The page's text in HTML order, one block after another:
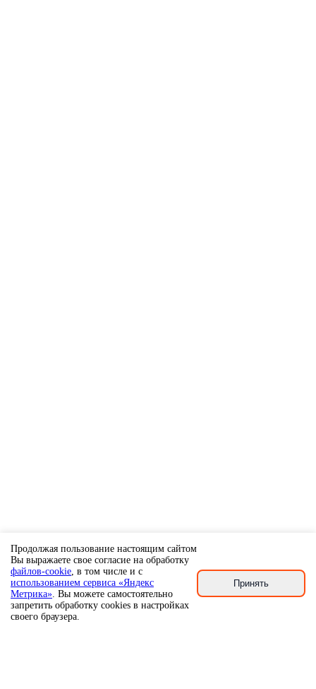
Продолжая пользование настоящим сайтом
Вы выражаете свое согласие на обработку
файлов-cookie, в том числе и с
использованием сервиса «Яндекс
Метрика». Вы можете самостоятельно
запретить обработку cookies в настройках
своего браузера.
Принять